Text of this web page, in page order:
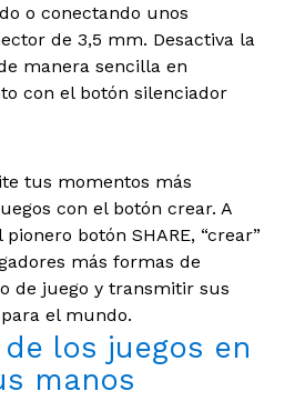
o conectando unos
de 3,5 mm. Desactiva la
manera sencilla en
con el botón silenciador
tus momentos más
con el botón crear. A
botón SHARE, “crear”
más formas de
de juego y transmitir sus
el mundo.
los juegos en
manos